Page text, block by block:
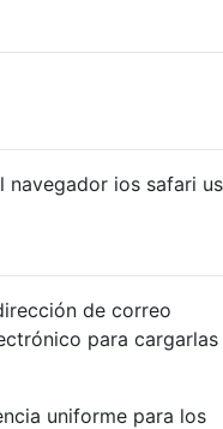
navegador ios safari
de correo
para cargarlas
uniforme para los